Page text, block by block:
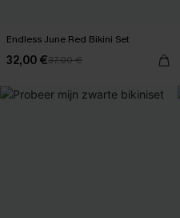
Endless June Red Bikini Set
32,00 €37,00 €